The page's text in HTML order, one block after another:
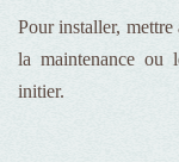
Pour installer,
la maintenance ou
initier.